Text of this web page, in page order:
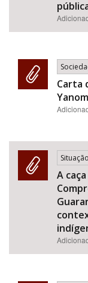
Área de
Carta
A